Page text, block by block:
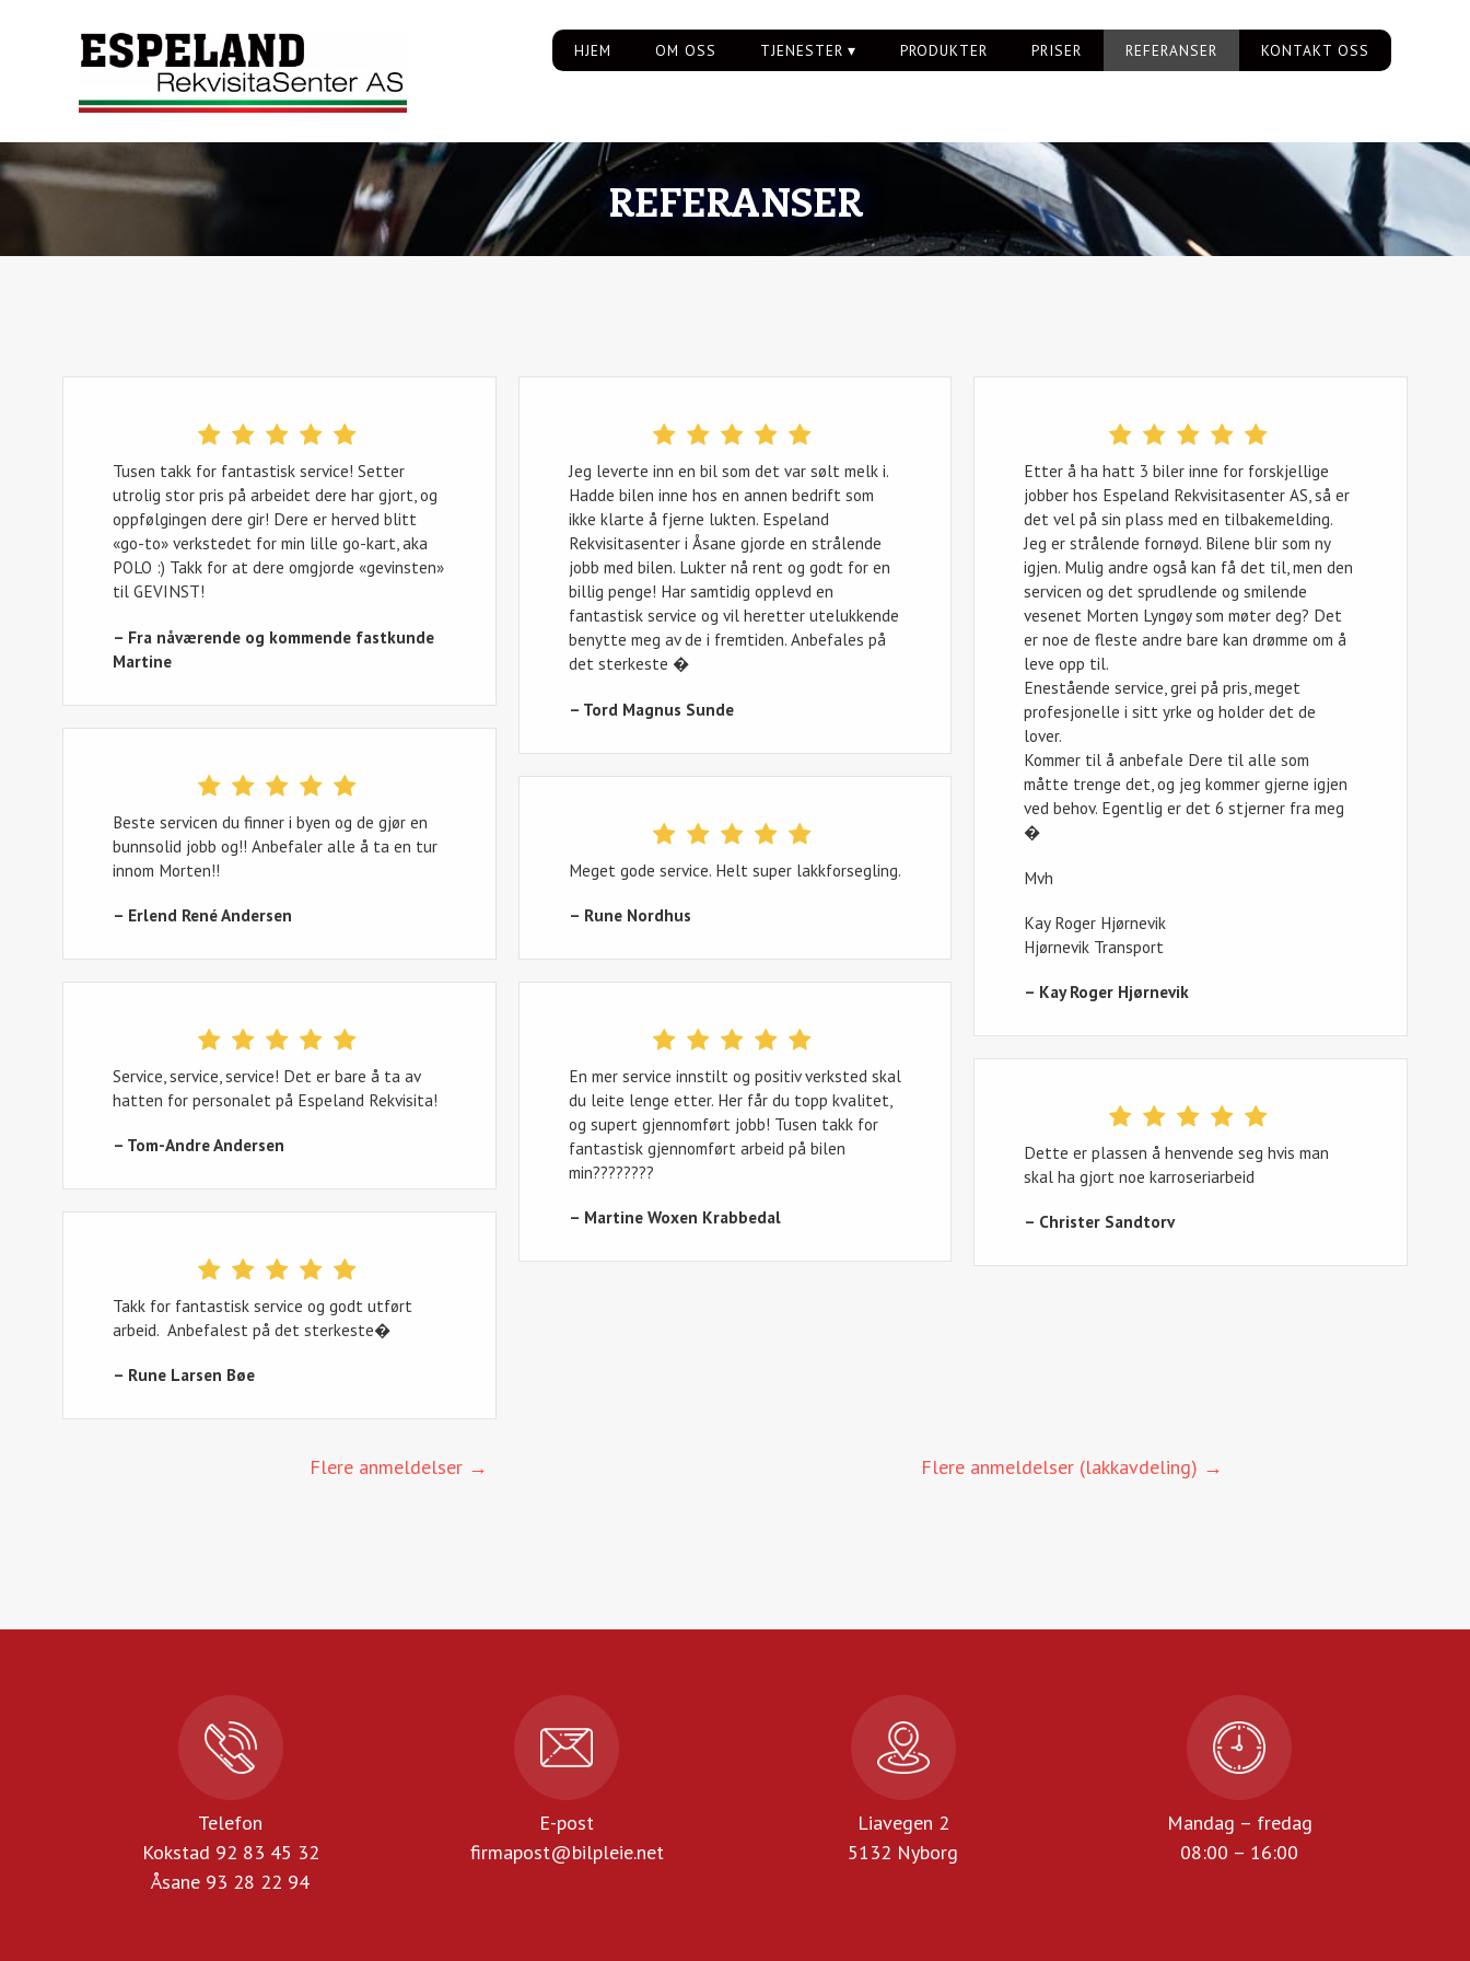
HJEM OM OSS TJENESTER PRODUKTER PRISER REFERANSER KONTAKT OSS
REFERANSER
Tusen takk for fantastisk service! Setter
utrolig stor pris på arbeidet dere har gjort, og
oppfølgingen dere gir! Dere er herved blitt
«go-to» verkstedet for min lille go-kart, aka
POLO :) Takk for at dere omgjorde «gevinsten»
til GEVINST!
– Fra nåværende og kommende fastkunde
Martine
Beste servicen du finner i byen og de gjør en
bunnsolid jobb og!! Anbefaler alle å ta en tur
innom Morten!!
– Erlend René Andersen
Service, service, service! Det er bare å ta av
hatten for personalet på Espeland Rekvisita!
– Tom-Andre Andersen
Takk for fantastisk service og godt utført
arbeid. Anbefalest på det sterkeste�
– Rune Larsen Bøe
Jeg leverte inn en bil som det var sølt melk i.
Hadde bilen inne hos en annen bedrift som
ikke klarte å fjerne lukten. Espeland
Rekvisitasenter i Åsane gjorde en strålende
jobb med bilen. Lukter nå rent og godt for en
billig penge! Har samtidig opplevd en
fantastisk service og vil heretter utelukkende
benytte meg av de i fremtiden. Anbefales på
det sterkeste �
– Tord Magnus Sunde
Meget gode service. Helt super lakkforsegling.
– Rune Nordhus
En mer service innstilt og positiv verksted skal
du leite lenge etter. Her får du topp kvalitet,
og supert gjennomført jobb! Tusen takk for
fantastisk gjennomført arbeid på bilen
min????????
– Martine Woxen Krabbedal
Etter å ha hatt 3 biler inne for forskjellige
jobber hos Espeland Rekvisitasenter AS, så er
det vel på sin plass med en tilbakemelding.
Jeg er strålende fornøyd. Bilene blir som ny
igjen. Mulig andre også kan få det til, men den
servicen og det sprudlende og smilende
vesenet Morten Lyngøy som møter deg? Det
er noe de fleste andre bare kan drømme om å
leve opp til.
Enestående service, grei på pris, meget
profesjonelle i sitt yrke og holder det de
lover.
Kommer til å anbefale Dere til alle som
måtte trenge det, og jeg kommer gjerne igjen
ved behov. Egentlig er det 6 stjerner fra meg
�
Mvh
Kay Roger Hjørnevik
Hjørnevik Transport
– Kay Roger Hjørnevik
Dette er plassen å henvende seg hvis man
skal ha gjort noe karroseriarbeid
– Christer Sandtorv
Flere anmeldelser → Flere anmeldelser (lakkavdeling) →
Telefon
Kokstad 92 83 45 32
Åsane 93 28 22 94
E-post
firmapost@bilpleie.net
Liavegen 2
5132 Nyborg
Mandag – fredag
08:00 – 16:00